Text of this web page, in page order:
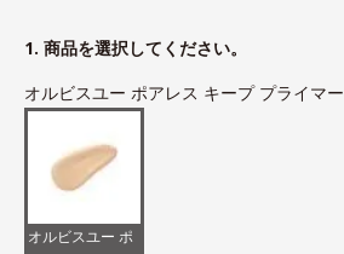
1. 商品を選択してください。
オルビスユー ポアレス キープ プライマー
オルビスユー ポ